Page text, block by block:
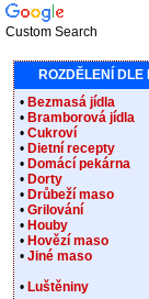
Custom Search
ROZDĚLENÍ DLE
• Bezmasá jídla
• Bramborová jídla
• Cukroví
• Dietní recepty
• Domácí pekárna
• Dorty
• Drůbeží maso
• Grilování
• Houby
• Hovězí maso
• Jiné maso
• Luštěniny